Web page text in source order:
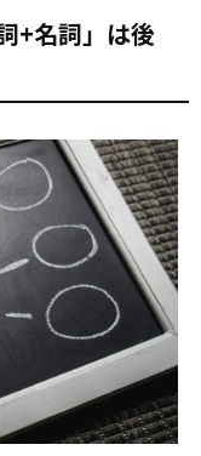
+名詞」は後